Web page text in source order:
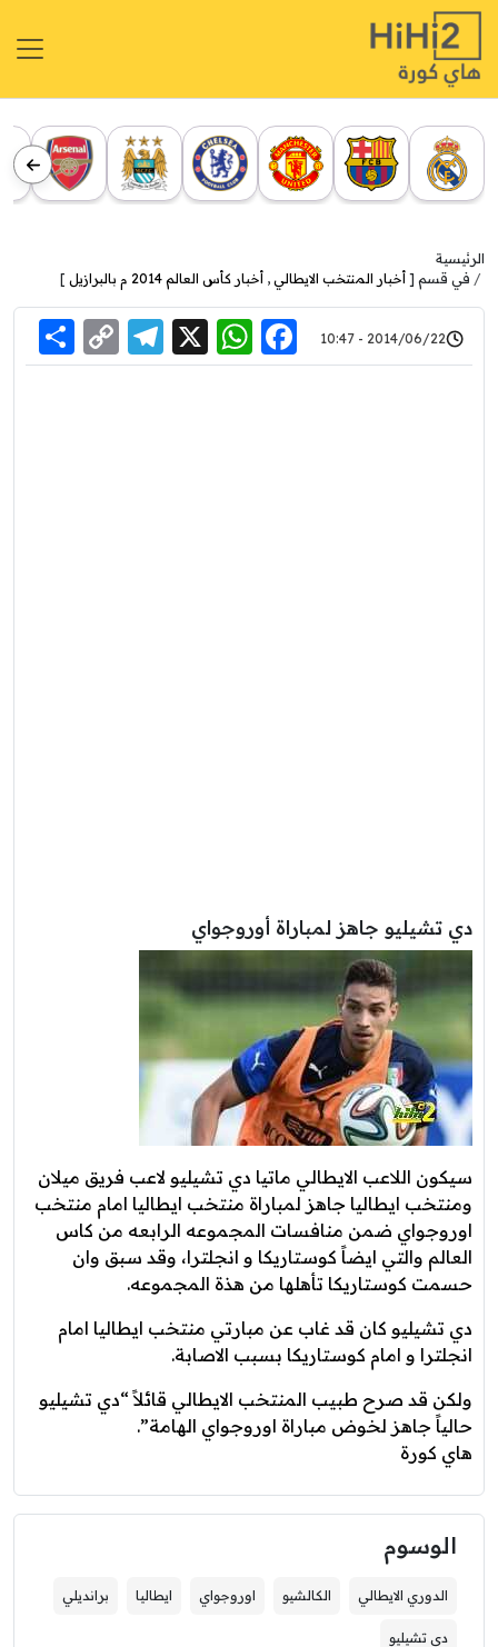
الرئيسية
في قسم [ أخبار المنتخب الايطالي , أخبار كأس العالم 2014 م بالبرازيل ]
2014/06/22 - 10:47
Facebook
WhatsApp
X
Link
دي تشيليو جاهز لمباراة أوروجواي
سيكون اللاعب الايطالي ماتيا دي تشيليو لاعب فريق ميلان
ومنتخب ايطاليا جاهز لمباراة منتخب ايطاليا امام منتخب
اوروجواي ضمن منافسات المجموعه الرابعه من كاس
العالم والتي ايضاً كوستاريكا و انجلترا، وقد سبق وان
حسمت كوستاريكا تأهلها من هذة المجموعه.
دي تشيليو كان قد غاب عن مبارتي منتخب ايطاليا امام
انجلترا و امام كوستاريكا بسبب الاصابة.
ولكن قد صرح طبيب المنتخب الايطالي قائلاً “دي تشيليو
حالياً جاهز لخوض مباراة اوروجواي الهامة”.
هاي كورة
الوسوم
الدوري الايطالي الكالشيو اوروجواي ايطاليا برانديلي
دي تشيليو